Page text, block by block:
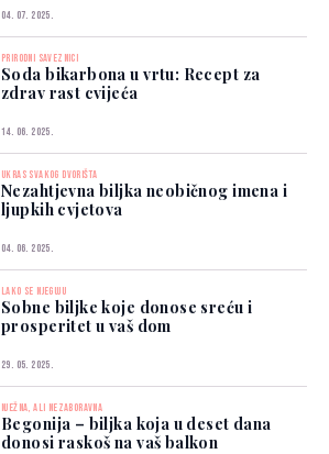
04. 07. 2025.
PRIRODNI SAVEZNICI
Soda bikarbona u vrtu: Recept za
zdrav rast cvijeća
14. 06. 2025.
UKRAS SVAKOG DVORIŠTA
Nezahtjevna biljka neobičnog imena i
ljupkih cvjetova
04. 06. 2025.
LAKO SE NJEGUJU
Sobne biljke koje donose sreću i
prosperitet u vaš dom
29. 05. 2025.
NJEŽNA, ALI NEZABORAVNA
Begonija – biljka koja u deset dana
donosi raskoš na vaš balkon